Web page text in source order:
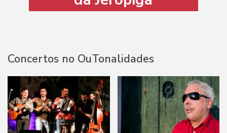
Concertos no OuTonalidades